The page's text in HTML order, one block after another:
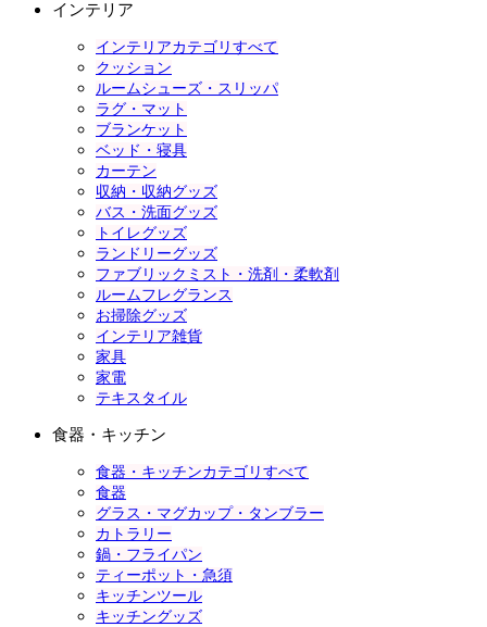
インテリア
インテリアカテゴリすべて
クッション
ルームシューズ・スリッパ
ラグ・マット
ブランケット
ベッド・寝具
カーテン
収納・収納グッズ
バス・洗面グッズ
トイレグッズ
ランドリーグッズ
ファブリックミスト・洗剤・柔軟剤
ルームフレグランス
お掃除グッズ
インテリア雑貨
家具
家電
テキスタイル
食器・キッチン
食器・キッチンカテゴリすべて
食器
グラス・マグカップ・タンブラー
カトラリー
鍋・フライパン
ティーポット・急須
キッチンツール
キッチングッズ